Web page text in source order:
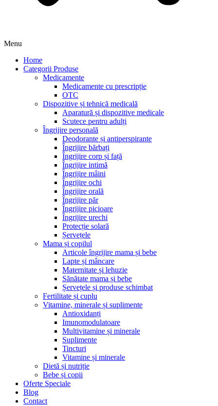
Menu
Home
Categorii Produse
Medicamente
Medicamente cu prescripție
OTC
Dispozitive și tehnică medicală
Aparatură și dispozitive medicale
Scutece pentru adulți
Îngrijire personală
Deodorante și antiperspirante
Îngrijire bărbați
Îngrijire corp și față
Îngrijire intimă
Îngrijire mâini
Îngrijire ochi
Îngrijire orală
Îngrijire păr
Îngrijire picioare
Îngrijire urechi
Protecție solară
Șervețele
Mama și copilul
Articole îngrijire mama și bebe
Lapte și mâncare
Maternitate și lehuzie
Sănătate mama și bebe
Șervețele și produse schimbat
Fertilitate și cuplu
Vitamine, minerale și suplimente
Antioxidanți
Imunomodulatoare
Multivitamine și minerale
Suplimente
Tincturi
Vitamine și minerale
Dietă și nutriție
Bebe și copii
Oferte Speciale
Blog
Contact